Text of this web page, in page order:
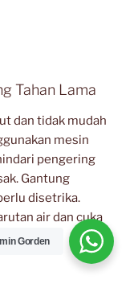
Tahan Lama
dan tidak mudah
mesin
pengering
Gantung
disetrika.
air dan cuka
Gorden